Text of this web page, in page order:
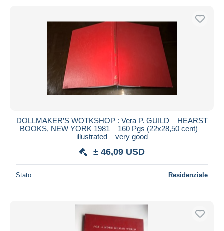
DOLLMAKER’S WOTKSHOP : Vera P. GUILD – HEARST
BOOKS, NEW YORK 1981 – 160 Pgs (22x28,50 cent) –
illustrated – very good
± 46,09 USD
Stato Residenziale